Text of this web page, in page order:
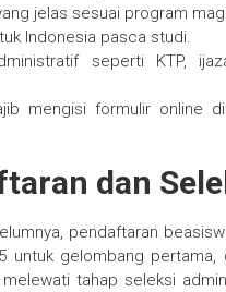
jelas sesuai program
Indonesia pasca studi.
seperti KTP,
mengisi formulir online
dan
pendaftaran
untuk gelombang
tahap seleksi